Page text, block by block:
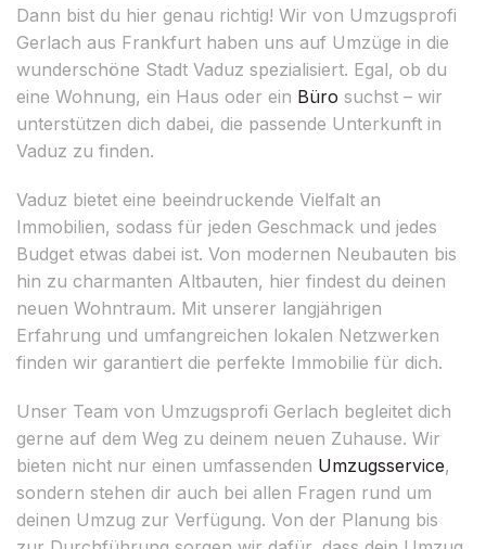
Dann bist du hier genau richtig! Wir von Umzugsprofi
Gerlach aus Frankfurt haben uns auf Umzüge in die
wunderschöne Stadt Vaduz spezialisiert. Egal, ob du
eine Wohnung, ein Haus oder ein Büro suchst – wir
unterstützen dich dabei, die passende Unterkunft in
Vaduz zu finden.
Vaduz bietet eine beeindruckende Vielfalt an
Immobilien, sodass für jeden Geschmack und jedes
Budget etwas dabei ist. Von modernen Neubauten bis
hin zu charmanten Altbauten, hier findest du deinen
neuen Wohntraum. Mit unserer langjährigen
Erfahrung und umfangreichen lokalen Netzwerken
finden wir garantiert die perfekte Immobilie für dich.
Unser Team von Umzugsprofi Gerlach begleitet dich
gerne auf dem Weg zu deinem neuen Zuhause. Wir
bieten nicht nur einen umfassenden Umzugsservice,
sondern stehen dir auch bei allen Fragen rund um
deinen Umzug zur Verfügung. Von der Planung bis